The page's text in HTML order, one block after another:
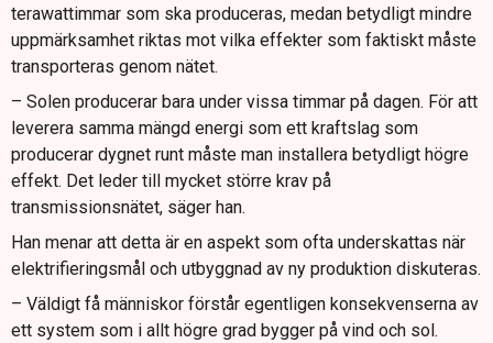
terawattimmar som ska produceras, medan betydligt mindre
uppmärksamhet riktas mot vilka effekter som faktiskt måste
transporteras genom nätet.
– Solen producerar bara under vissa timmar på dagen. För att
leverera samma mängd energi som ett kraftslag som
producerar dygnet runt måste man installera betydligt högre
effekt. Det leder till mycket större krav på
transmissionsnätet, säger han.
Han menar att detta är en aspekt som ofta underskattas när
elektrifieringsmål och utbyggnad av ny produktion diskuteras.
– Väldigt få människor förstår egentligen konsekvenserna av
ett system som i allt högre grad bygger på vind och sol.